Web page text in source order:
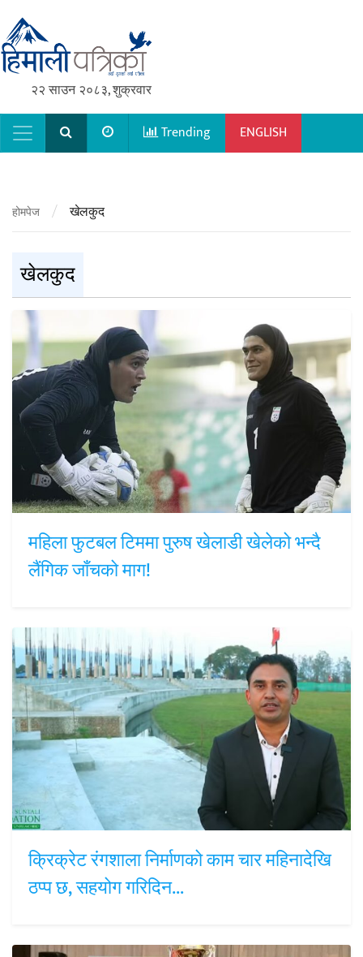
२२ साउन २०८३, शुक्रवार
Main NavigationTrending ENGLISH
होमपेज / खेलकुद
खेलकुद
महिला फुटबल टिममा पुरुष खेलाडी खेलेको भन्दै
लैंगिक जाँचको माग!
क्रिक्रेट रंगशाला निर्माणको काम चार महिनादेखि
ठप्प छ, सहयोग गरिदिन…